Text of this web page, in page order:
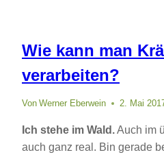
Wie kann man
verarbeiten?
Von Werner Eberwein 2. Mai
Ich stehe im Wald.Auch im
auch ganz real. Bin gerade